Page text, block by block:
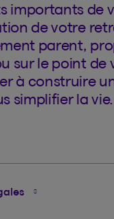
importants de
de votre
parent,
sur le point de
à construire
simplifier la vie.